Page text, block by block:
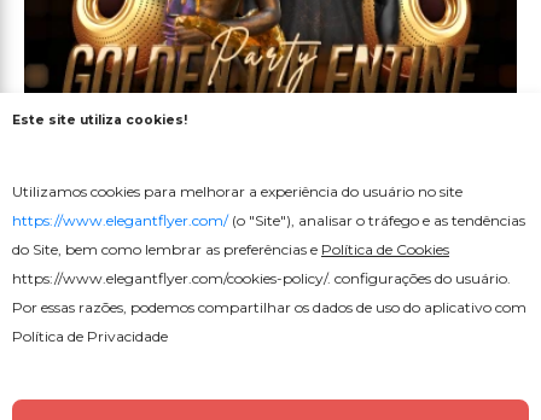
Premium
Modelo de After Effects Golden
Valentine.
Este site utiliza cookies!
Utilizamos cookies para melhorar a experiência do usuário no site
https://www.elegantflyer.com/(o "Site"), analisar o tráfego e as tendências
do Site, bem como lembrar as preferências e Política de Cookies
https://www.elegantflyer.com/cookies-policy/. configurações do usuário.
Por essas razões, podemos compartilhar os dados de uso do aplicativo com
Política de Privacidade